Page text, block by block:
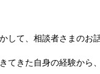
して、相談者さまのお
てきた自身の経験から